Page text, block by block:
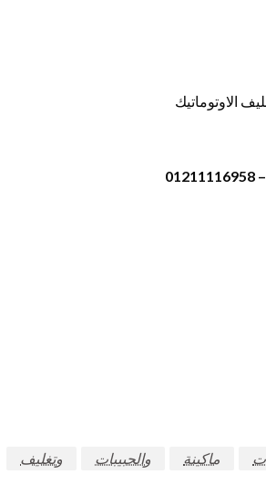
الاوتوماتيك
ماكينة والحبيبات وتغليف